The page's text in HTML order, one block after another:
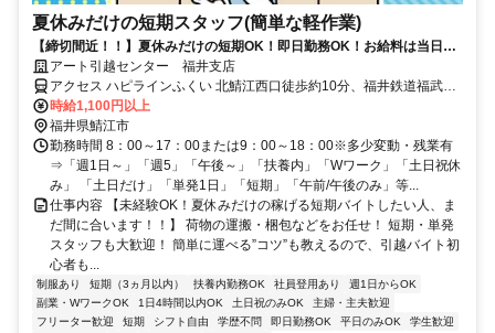
夏休みだけの短期スタッフ(簡単な軽作業)
【締切間近！！】夏休みだけの短期OK！即日勤務OK！お給料は当日全
額手渡しでスグ稼げる！誰でも簡単作業！
アート引越センター 福井支店
アクセス ハピラインふくい 北鯖江西口徒歩約10分、福井鉄道福武線
神明（福井県）徒歩約15分、福井鉄道福武線 水落徒歩約17分 北鯖江
駅より徒歩13分、神明駅より車で6分、水落駅より車で6分
時給1,100円以上
福井県鯖江市
勤務時間 8：00～17：00または9：00～18：00※多少変動・残業有
⇒「週1日～」「週5」「午後～」「扶養内」「Wワーク」「土日祝休
み」 「土日だけ」「単発1日」「短期」「午前/午後のみ」等...
仕事内容 【未経験OK！夏休みだけの稼げる短期バイトしたい人、ま
だ間に合います！！】 荷物の運搬・梱包などをお任せ！ 短期・単発
スタッフも大歓迎！ 簡単に運べる”コツ”も教えるので、引越バイト初
心者も...
制服あり 短期（3ヵ月以内） 扶養内勤務OK 社員登用あり
週1日からOK
副業・WワークOK
1日4時間以内OK 土日祝のみOK
主婦・主夫歓迎
フリーター歓迎
短期 シフト自由 学歴不問 即日勤務OK 平日のみOK
学生歓迎